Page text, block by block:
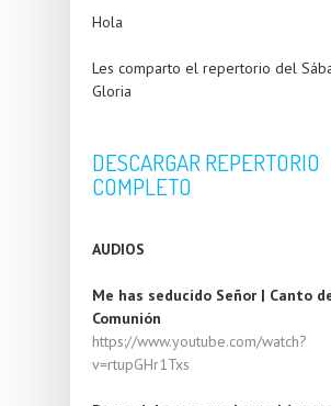
Hola
Les comparto el repertorio del
Gloria
DESCARGAR REPERTORIO
COMPLETO
AUDIOS
Me has seducido Señor | Canto
Comunión
https://www.youtube.com/watch?
v=rtupGHr1Txs